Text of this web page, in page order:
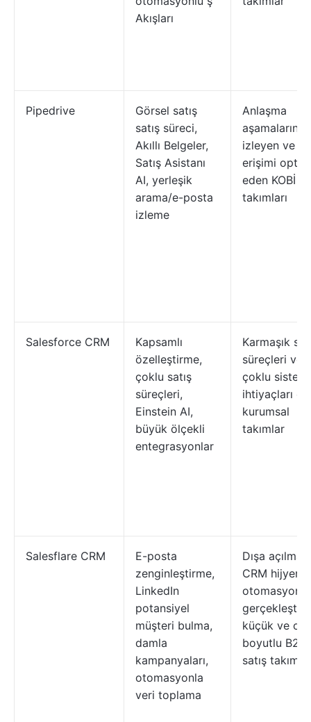
Akışları
Pipedrive
Görsel satış
satış süreci,
Akıllı Belgeler,
Satış Asistanı
AI, yerleşik
arama/e-posta
izleme
Anlaşma
aşamalarını
izleyen ve
erişimi
eden KOBİ
takımları
Salesforce CRM
Kapsamlı
özelleştirme,
çoklu satış
süreçleri,
Einstein AI,
büyük ölçekli
entegrasyonlar
Karmaşık
süreçleri ve
çoklu sistem
ihtiyaçları
kurumsal
takımlar
Salesflare CRM
E-posta
zenginleştirme,
LinkedIn
potansiyel
müşteri bulma,
damla
kampanyaları,
otomasyonla
veri toplama
Dışa açılma
CRM
otomasyonla
küçük ve
boyutlu B2B
satış